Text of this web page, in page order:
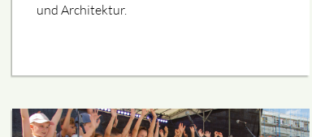
und Architektur.